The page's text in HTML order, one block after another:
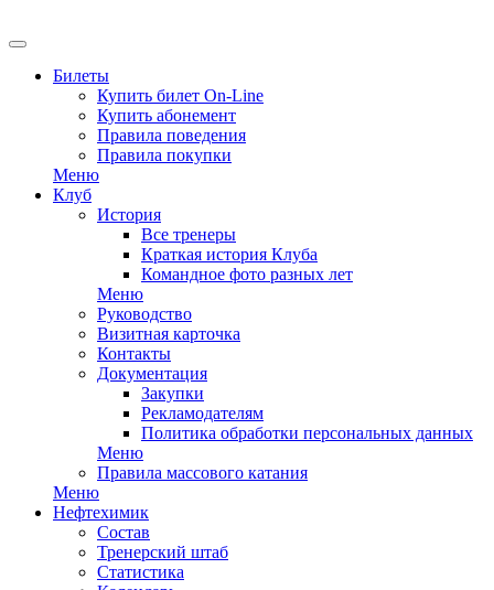
Билеты
Купить билет On-Line
Купить абонемент
Правила поведения
Правила покупки
Меню
Клуб
История
Все тренеры
Краткая история Клуба
Командное фото разных лет
Меню
Руководство
Визитная карточка
Контакты
Документация
Закупки
Рекламодателям
Политика обработки персональных данных
Меню
Правила массового катания
Меню
Нефтехимик
Состав
Тренерский штаб
Статистика